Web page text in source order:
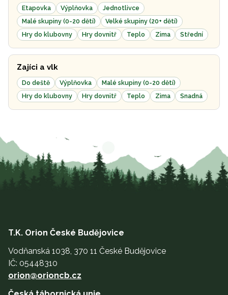
Etapovka Výplňovka
Jednotlivce
Malé skupiny (0-20 dětí)
Velké skupiny (20+ dětí)
Hry do klubovny
Hry dovnitř Teplo Zima Střední
Zajíci a vlk
Do deště Výplňovka
Malé skupiny (0-20 dětí)
Hry do klubovny
Hry dovnitř Teplo Zima Snadná
T.K. Orion České Budějovice
Vodňanská 1038, 370 11 České Budějovice
IČ: 05448310
orion@orioncb.cz